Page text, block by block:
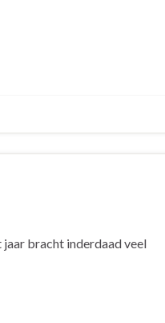
bracht inderdaad veel